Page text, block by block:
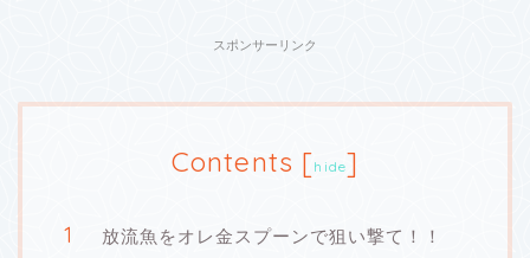
スポンサーリンク
Contents [hide]
放流魚をオレ金スプーンで狙い撃て！！